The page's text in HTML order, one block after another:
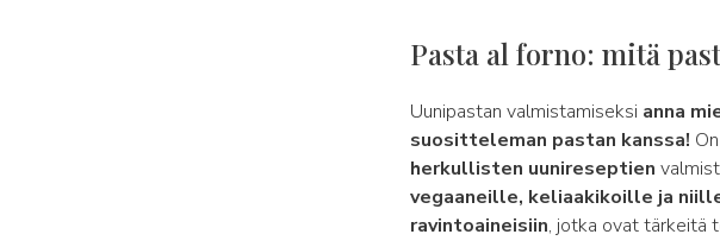
Pasta al forno: mitä
Uunipastan valmistamiseksi anna
suositteleman pastan kanssa!
herkullisten uunireseptien
vegaaneille, keliaakikoille ja
ravintoaineisiin, jotka ovat tärkeitä